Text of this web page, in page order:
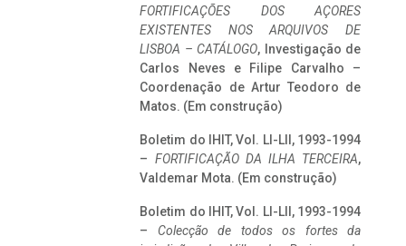
FORTIFICAÇÕES DOS AÇORES
EXISTENTES NOS ARQUIVOS DE
LISBOA – CATÁLOGO, Investigação de
Carlos Neves e Filipe Carvalho –
Coordenação de Artur Teodoro de
Matos. (Em construção)
Boletim do IHIT, Vol. LI-LII, 1993-1994
– FORTIFICAÇÃO DA ILHA TERCEIRA,
Valdemar Mota. (Em construção)
Boletim do IHIT, Vol. LI-LII, 1993-1994
– Colecção de todos os fortes da